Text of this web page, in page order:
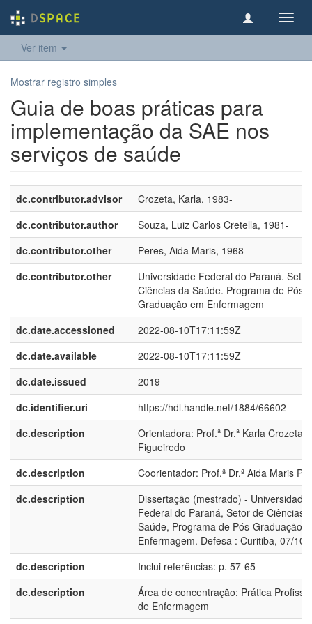
Ver item
Mostrar registro simples
Guia de boas práticas para
implementação da SAE nos
serviços de saúde
dc.contributor.advisor
Crozeta, Karla, 1983-
dc.contributor.author
Souza, Luiz Carlos Cretella, 1981-
dc.contributor.other
Peres, Aida Maris, 1968-
dc.contributor.other
Universidade Federal do Paraná.
Ciências da Saúde. Programa de Pós-
Graduação em Enfermagem
dc.date.accessioned
2022-08-10T17:11:59Z
dc.date.available
2022-08-10T17:11:59Z
dc.date.issued
2019
dc.identifier.uri
https://hdl.handle.net/1884/66602
dc.description
Orientadora: Prof.ª Dr.ª Karla Crozeta
Figueiredo
dc.description
Coorientador: Prof.ª Dr.ª Aida Maris
dc.description
Dissertação (mestrado) - Universidade
Federal do Paraná, Setor de Ciências
Saúde, Programa de Pós-Graduação
Enfermagem. Defesa : Curitiba, 07/10/
dc.description
Inclui referências: p. 57-65
dc.description
Área de concentração: Prática
de Enfermagem